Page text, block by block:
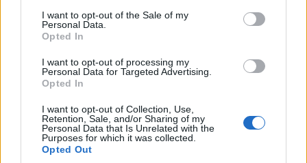
consent section.
I want to opt-out of the Sale of my
Personal Data.
Opted In
I want to opt-out of processing my
Personal Data for Targeted Advertising.
Opted In
I want to opt-out of Collection, Use,
Retention, Sale, and/or Sharing of my
Personal Data that Is Unrelated with the
Purposes for which it was collected.
Opted Out
Μετέτρεψαν το Σαρακήνικο της Μήλου
σε ελικοδρόμιο – «Πάρκαραν» το
ελικόπτερο τους για να κάνουν μπάνιο
Στην Κρήτη ο Κυριάκος Μητσοτάκης,
συνεχίζει τις ολιγοήμερες διακοπές του –
Πού βρέθηκε το Σάββατο